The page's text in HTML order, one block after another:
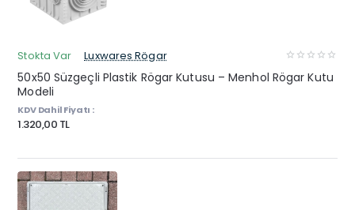
Stokta Var Luxwares Rögar
50x50 Süzgeçli Plastik Rögar Kutusu – Menhol Rögar Kutu
Modeli
KDV Dahil Fiyatı :
1.320,00 TL